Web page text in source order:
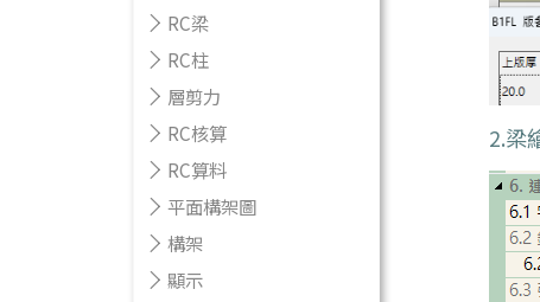
RC梁
RC柱
層剪力
RC核算
RC算料
平面構架圖
構架
顯示
2.梁